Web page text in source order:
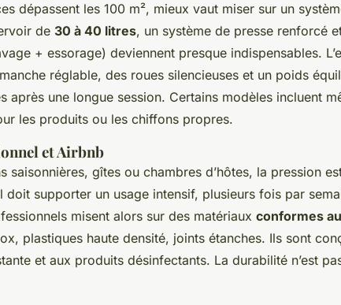
dépassent les 100 m², mieux vaut miser sur un
de 30 à 40 litres, un système de presse renforcé
+ essorage) deviennent presque indispensables.
réglable, des roues silencieuses et un poids
après une longue session. Certains modèles incluent
les produits ou les chiffons propres.
et Airbnb
saisonnières, gîtes ou chambres d’hôtes, la pression
doit supporter un usage intensif, plusieurs fois par
misent alors sur des matériaux conformes
plastiques haute densité, joints étanches. Ils sont
et aux produits désinfectants. La durabilité n’est